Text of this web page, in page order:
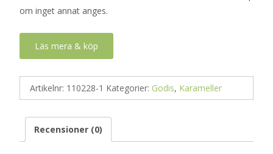
om inget annat anges.
Läs mera & köp
Artikelnr: 110228-1 Kategorier: Godis, Karameller
Recensioner (0)